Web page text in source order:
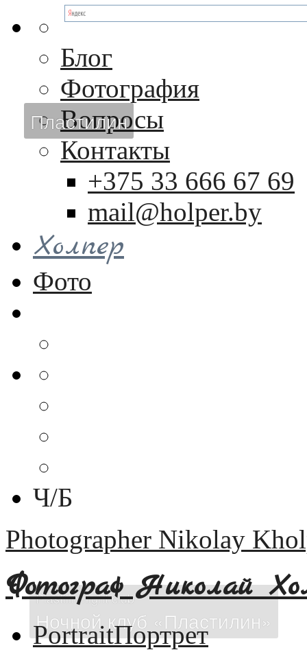
Блог
Фотография
Вопросы
Контакты
+375 33 666 67 69
mail@holper.by
Холпер
Фото
Ч/Б
Photographer Nikolay
Фотограф Николай
PortraitПортрет
Plastilin night club
Ночной клуб «Пластилин»
Пластилин